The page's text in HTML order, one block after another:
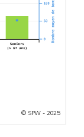
© SPW - 2025